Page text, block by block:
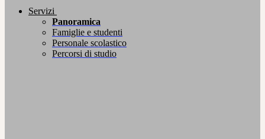
Servizi
Panoramica
Famiglie e studenti
Personale scolastico
Percorsi di studio